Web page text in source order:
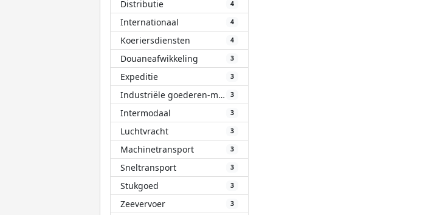
Distributie 4
Internationaal 4
Koeriersdiensten 4
Douaneafwikkeling 3
Expeditie 3
Industriële goederen-materialen 3
Intermodaal 3
Luchtvracht 3
Machinetransport 3
Sneltransport 3
Stukgoed 3
Zeevervoer 3